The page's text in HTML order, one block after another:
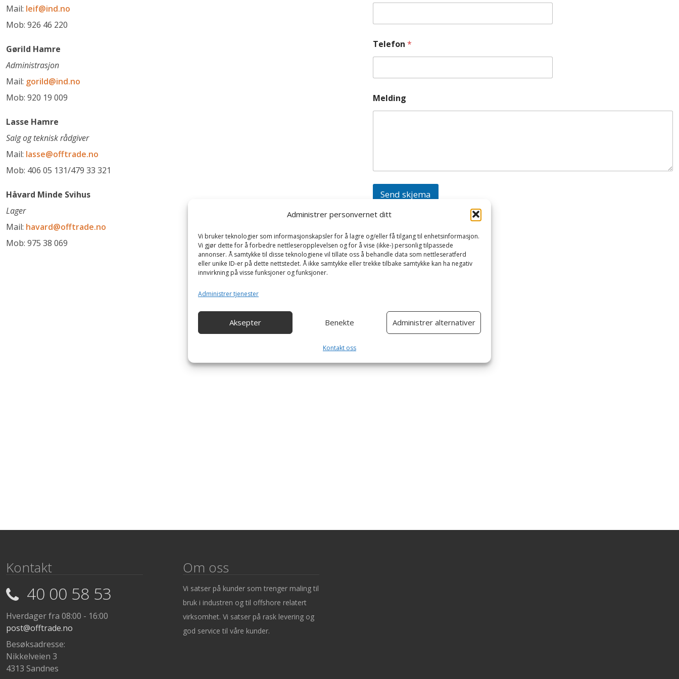
Administrer personvernet ditt
Vi bruker teknologier som informasjonskapsler for å lagre og/eller få tilgang til enhetsinformasjon.
Vi gjør dette for å forbedre nettleseropplevelsen og for å vise (ikke-) personlig tilpassede
annonser. Å samtykke til disse teknologiene vil tillate oss å behandle data som nettleseratferd
eller unike ID-er på dette nettstedet. Å ikke samtykke eller trekke tilbake samtykke kan ha negativ
innvirkning på visse funksjoner og funksjoner.
Administrer tjenester
Aksepter Benekte Administrer alternativer
Kontakt oss
Mail: leif@ind.no
Mob: 926 46 220
Gørild Hamre
Administrasjon
Mail: gorild@ind.no
Mob: 920 19 009
Lasse Hamre
Salg og teknisk rådgiver
Mail: lasse@offtrade.no
Mob: 406 05 131/479 33 321
Håvard Minde Svihus
Lager
Mail: havard@offtrade.no
Mob: 975 38 069
Telefon *
Melding
Send skjema
Kontakt
40 00 58 53
Hverdager fra 08:00 - 16:00
post@offtrade.no
Besøksadresse:
Nikkelveien 3
4313 Sandnes
Om oss
Vi satser på kunder som trenger maling til
bruk i industren og til offshore relatert
virksomhet. Vi satser på rask levering og
god service til våre kunder.